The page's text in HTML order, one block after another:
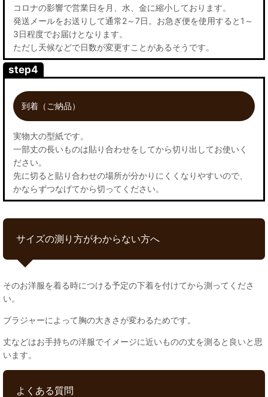
コロナの影響で営業日を月、水、金に縮小しております。
発送メールをお送りして通常2～7日。お急ぎ便を使用すると1～
3日程度でお届けとなります。
ただし天候などで日数が変更すことがあるそうです。
step4
到着（ご納品）
実物大の型紙です。
一部丈の長いものは貼り合わせをしてから切り出してお使いく
ださい。
先に切ると貼り合わせの場所が分かりにくくなりやすいので、
かならずつなげてから切ってください。
サイズの測り方がわからない方へ
そのお洋服を着る時につける予定の下着を付けてから測ってくださ
い。
ブラジャーによって胸の大きさが変わるためです。
丈などはお手持ちの洋服でイメージに近いものの丈を測ると良いと思
います。
よくある質問